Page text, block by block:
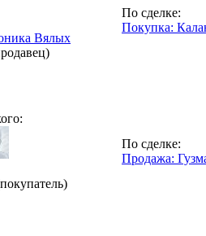
Вялых
По сделке:
Покупка:
По сделке:
Продажа: